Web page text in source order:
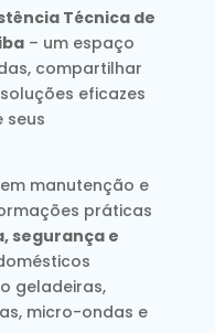
Técnica de
– um espaço
compartilhar
eficazes
seus
manutenção e
práticas
segurança e
geladeiras,
micro-ondas e